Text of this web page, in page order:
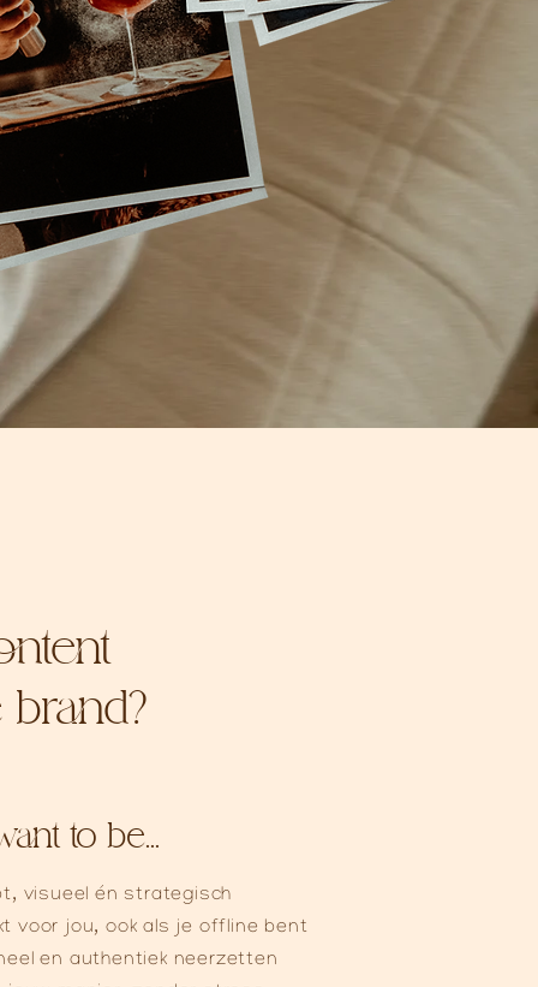
to be...
visueel én strategisch​
voor jou, ook als je offline bent​​
en authentiek neerzetten